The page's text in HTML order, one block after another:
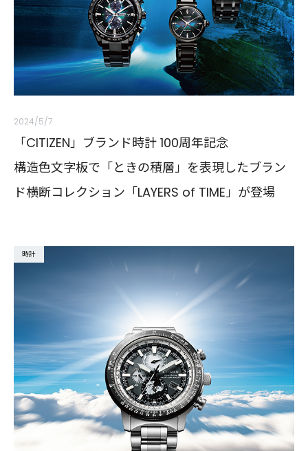
2024/5/7
「CITIZEN」ブランド時計 100周年記念
構造色文字板で「ときの積層」を表現したブラン
ド横断コレクション「LAYERS of TIME」が登場
時計